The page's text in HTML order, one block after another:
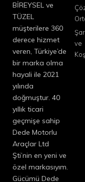
BİREYSEL ve
TÜZEL
müşterilere 360
derece hizmet
veren, Türkiye’de
bir marka olma
hayali ile 2021
yılında
doğmuştur. 40
yıllık ticari
geçmişe sahip
Dede Motorlu
Araçlar Ltd
Şti’nin en yeni ve
özel markasıyım.
Gücümü Dede
ve